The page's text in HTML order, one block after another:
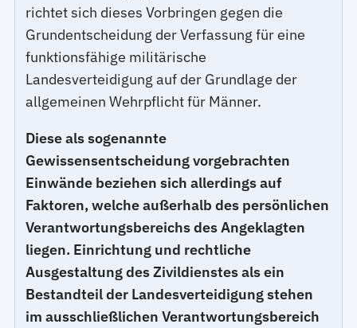
richtet sich dieses Vorbringen gegen die
Grundentscheidung der Verfassung für eine
funktionsfähige militärische
Landesverteidigung auf der Grundlage der
allgemeinen Wehrpflicht für Männer.
Diese als sogenannte
Gewissensentscheidung vorgebrachten
Einwände beziehen sich allerdings auf
Faktoren, welche außerhalb des persönlichen
Verantwortungsbereichs des Angeklagten
liegen. Einrichtung und rechtliche
Ausgestaltung des Zivildienstes als ein
Bestandteil der Landesverteidigung stehen
im ausschließlichen Verantwortungsbereich